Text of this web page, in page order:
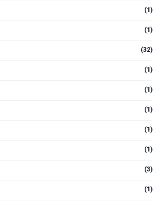
(1)
(1)
(32)
(1)
(1)
(1)
(1)
(1)
(3)
(1)